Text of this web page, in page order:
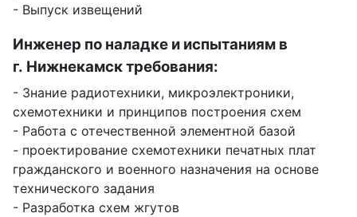
- Выпуск извещений
Инженер по наладке и испытаниям в
г. Нижнекамск требования:
- Знание радиотехники, микроэлектроники,
схемотехники и принципов построения схем
- Работа с отечественной элементной базой
- проектирование схемотехники печатных плат
гражданского и военного назначения на основе
технического задания
- Разработка схем жгутов